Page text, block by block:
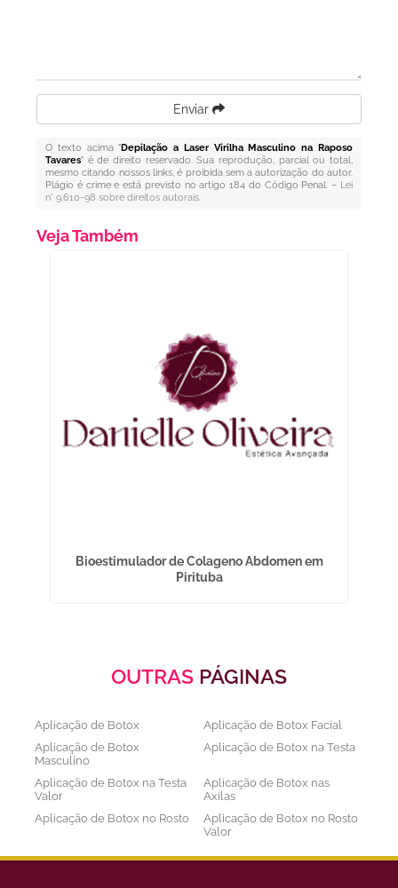
Enviar
O texto acima "Depilação a Laser Virilha Masculino na Raposo
Tavares" é de direito reservado. Sua reprodução, parcial ou total,
mesmo citando nossos links, é proibida sem a autorização do autor.
Plágio é crime e está previsto no artigo 184 do Código Penal. – Lei
n° 9.610-98 sobre direitos autorais.
Veja Também
Bioestimulador de Colageno Abdomen em
Pirituba
OUTRAS PÁGINAS
Aplicação de Botox
Aplicação de Botox Facial
Aplicação de Botox
Masculino
Aplicação de Botox na Testa
Aplicação de Botox na Testa
Valor
Aplicação de Botox nas
Axilas
Aplicação de Botox no Rosto
Aplicação de Botox no Rosto
Valor
Aplicação de Botox nos
Aplicação de Botox Preço